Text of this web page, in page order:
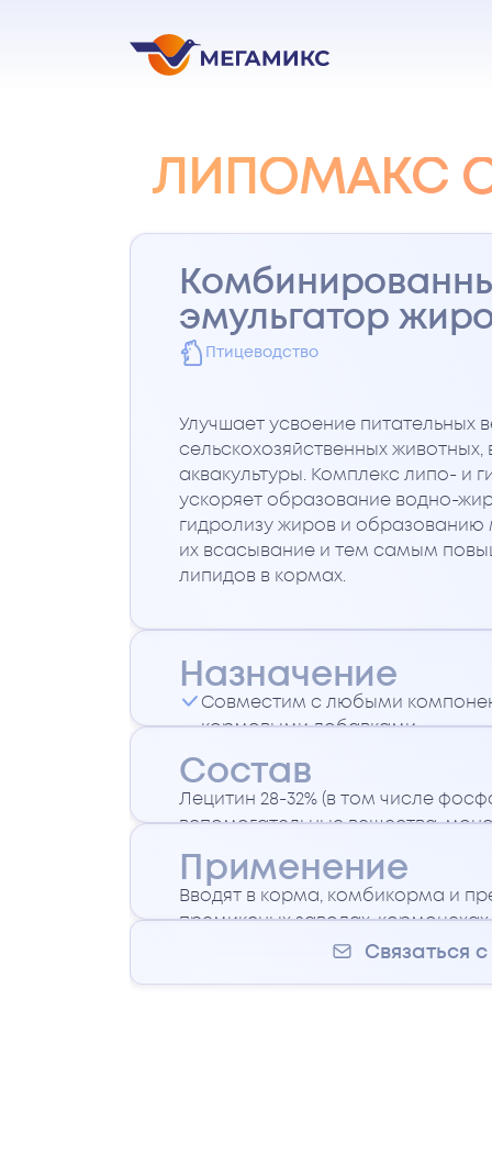
ЛИПОМАКС
эмульгатор
Птицеводство
Улучшает усвоение питательных
сельскохозяйственных животных,
аквакультуры. Комплекс липо- и
ускоряет образование водно-
гидролизу жиров и образованию
их всасывание и тем самым
липидов в кормах.
Назначение
Совместим с любыми
кормовыми добавками
широкого спектра действия,
друг друга, ЛИПОМАКС ОПТИМА
максимальному усвоению
увеличивается интенсивность
продуктивность взрослого
Состав
Лецитин 28-32% (в том числе
вспомогательные вещества:
кислот 3-7%, глицерил
dlальфа токоферил ацетат 0,08-
карбонат кальция – до 100%.
Применение
Вводят в корма, комбикорма и
премиксных заводах, кормоцехах
существующие технологии
Связаться